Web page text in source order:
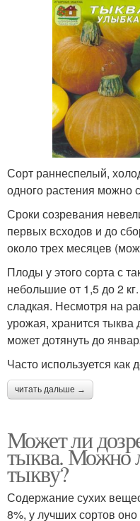
Сорт раннеспелый,
одного растения можно
Сроки созревания
первых всходов и до
около трех месяцев
Плоды у этого сорта с
небольшие от 1,5 до 2
сладкая. Несмотря на
урожая, хранится тыква
может дотянуть до
Часто используется как
читать дальше →
Может ли
тыква. Можно
тыкву?
Содержание сухих
8%, у лучших сортов